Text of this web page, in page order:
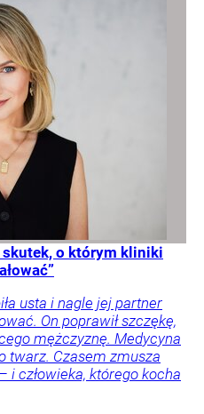
o którym kliniki
usta i nagle jej partner
On poprawił szczękę,
mężczyznę. Medycyna
twarz. Czasem zmusza
i człowieka, którego kocha